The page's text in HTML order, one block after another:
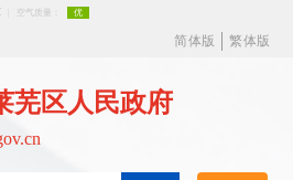
简体版
繁体版
芜区人民政府